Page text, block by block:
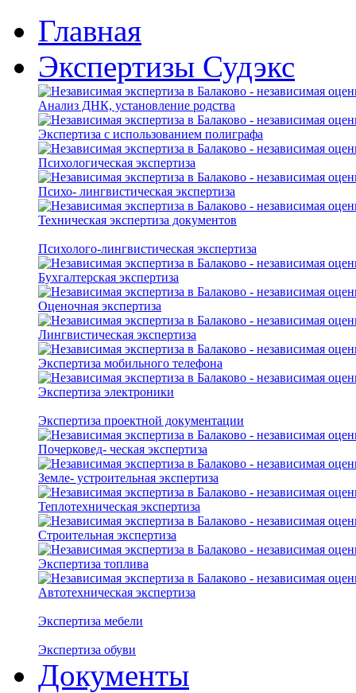
Главная
Экспертизы Судэкс
Анализ ДНК, установление родства
Экспертиза с использованием полиграфа
Психологическая экспертиза
Психо- лингвистическая экспертиза
Техническая экспертиза документов
Психолого-лингвистическая экспертиза
Бухгалтерская экспертиза
Оценочная экспертиза
Лингвистическая экспертиза
Экспертиза мобильного телефона
Экспертиза электроники
Экспертиза проектной документации
Почерковед- ческая экспертиза
Земле- устроительная экспертиза
Теплотехническая экспертиза
Строительная экспертиза
Экспертиза топлива
Автотехническая экспертиза
Экспертиза мебели
Экспертиза обуви
Документы